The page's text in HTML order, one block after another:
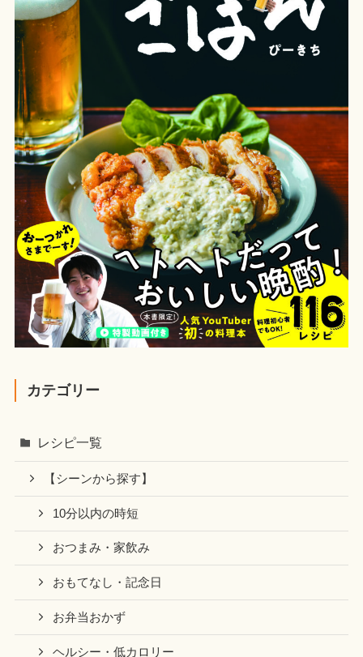
カテゴリー
レシピ一覧
【シーンから探す】
10分以内の時短
おつまみ・家飲み
おもてなし・記念日
お弁当おかず
ヘルシー・低カロリー